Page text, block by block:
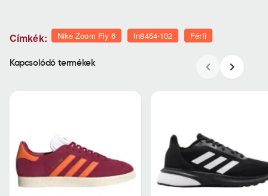
Címkék: Nike Zoom Fly 6 fn8454-102 Férfi
Kapcsolódó termékek